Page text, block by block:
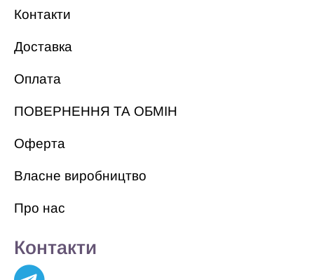
Контакти
Доставка
Оплата
ПОВЕРНЕННЯ ТА ОБМІН
Оферта
Власне виробництво
Про нас
Контакти